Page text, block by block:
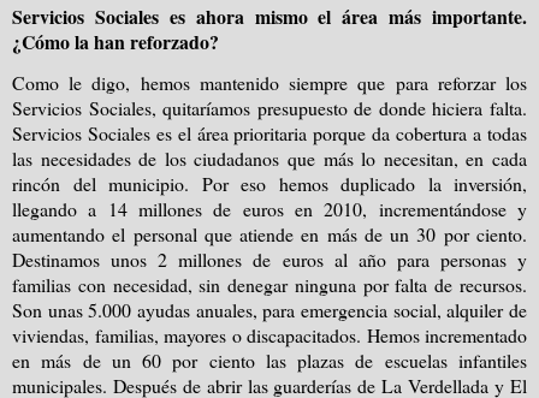
Servicios Sociales es ahora mismo el área más importante.
¿Cómo la han reforzado?
Como le digo, hemos mantenido siempre que para reforzar los
Servicios Sociales, quitaríamos presupuesto de donde hiciera falta.
Servicios Sociales es el área prioritaria porque da cobertura a todas
las necesidades de los ciudadanos que más lo necesitan, en cada
rincón del municipio. Por eso hemos duplicado la inversión,
llegando a 14 millones de euros en 2010, incrementándose y
aumentando el personal que atiende en más de un 30 por ciento.
Destinamos unos 2 millones de euros al año para personas y
familias con necesidad, sin denegar ninguna por falta de recursos.
Son unas 5.000 ayudas anuales, para emergencia social, alquiler de
viviendas, familias, mayores o discapacitados. Hemos incrementado
en más de un 60 por ciento las plazas de escuelas infantiles
municipales. Después de abrir las guarderías de La Verdellada y El